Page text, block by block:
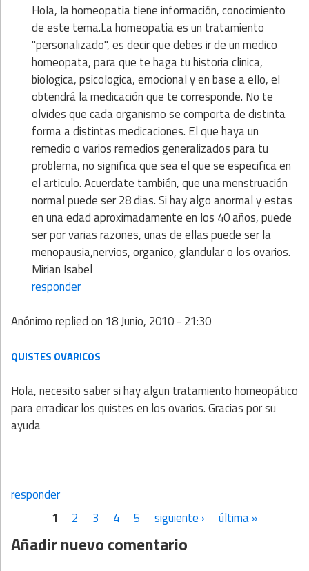
Hola, la homeopatia tiene información, conocimiento
de este tema.La homeopatia es un tratamiento
"personalizado", es decir que debes ir de un medico
homeopata, para que te haga tu historia clinica,
biologica, psicologica, emocional y en base a ello, el
obtendrá la medicación que te corresponde. No te
olvides que cada organismo se comporta de distinta
forma a distintas medicaciones. El que haya un
remedio o varios remedios generalizados para tu
problema, no significa que sea el que se especifica en
el articulo. Acuerdate también, que una menstruación
normal puede ser 28 dias. Si hay algo anormal y estas
en una edad aproximadamente en los 40 años, puede
ser por varias razones, unas de ellas puede ser la
menopausia,nervios, organico, glandular o los ovarios.
Mirian Isabel
responder
Anónimoreplied on 18 Junio, 2010 - 21:30
QUISTES OVARICOS
Hola, necesito saber si hay algun tratamiento homeopático
para erradicar los quistes en los ovarios. Gracias por su
ayuda
responder
Páginas
1 2 3 4 5 siguiente › última »
Añadir nuevo comentario